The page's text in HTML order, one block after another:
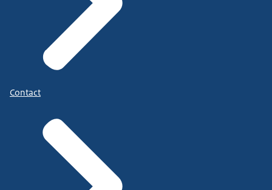
Contact